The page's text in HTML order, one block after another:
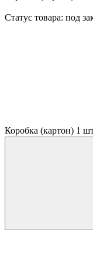
Статус товара: под
Коробка (картон) 1